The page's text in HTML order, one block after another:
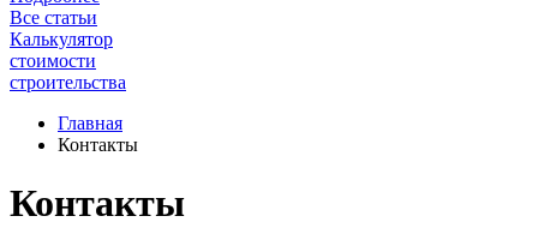
Все статьи
Калькулятор
стоимости
строительства
Главная
Контакты
Контакты